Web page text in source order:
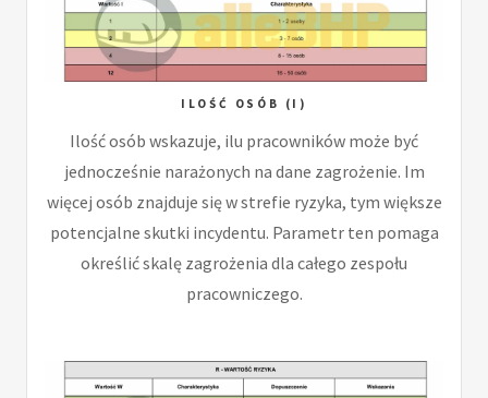
ILOŚĆ OSÓB (I)
Ilość osób wskazuje, ilu pracowników może być
jednocześnie narażonych na dane zagrożenie. Im
więcej osób znajduje się w strefie ryzyka, tym większe
potencjalne skutki incydentu. Parametr ten pomaga
określić skalę zagrożenia dla całego zespołu
pracowniczego.